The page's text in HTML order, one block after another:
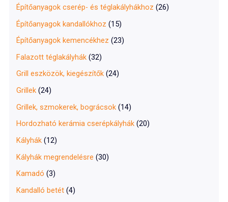
Építőanyagok cserép- és téglakályhákhoz (26)
Építőanyagok kandallókhoz (15)
Építőanyagok kemencékhez (23)
Falazott téglakályhák (32)
Grill eszközök, kiegészítők (24)
Grillek (24)
Grillek, szmokerek, bográcsok (14)
Hordozható kerámia cserépkályhák (20)
Kályhák (12)
Kályhák megrendelésre (30)
Kamadó (3)
Kandalló betét (4)